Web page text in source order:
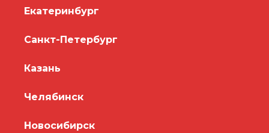
Екатеринбург
Санкт-Петербург
Казань
Челябинск
Новосибирск